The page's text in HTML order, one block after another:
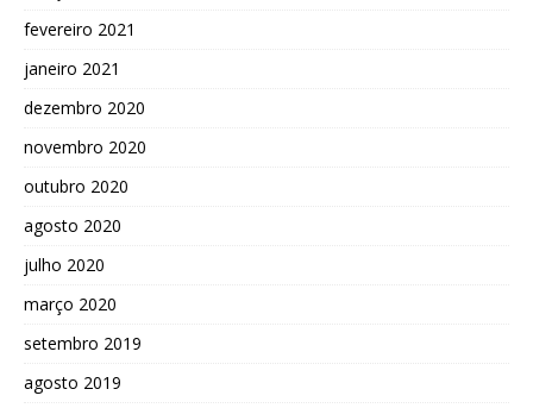
fevereiro 2021
janeiro 2021
dezembro 2020
novembro 2020
outubro 2020
agosto 2020
julho 2020
março 2020
setembro 2019
agosto 2019